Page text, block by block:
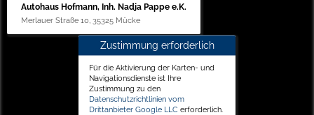
Autohaus Hofmann, Inh. Nadja Pappe e.K.
Merlauer Straße 10, 35325 Mücke
Zustimmung erforderlich
Für die Aktivierung der Karten- und
Navigationsdienste ist Ihre
Zustimmung zu den
Datenschutzrichtlinien vom
Drittanbieter Google LLC erforderlich.